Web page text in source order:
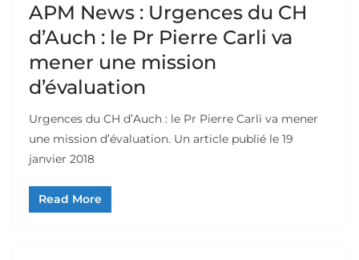
APM News : Urgences du CH
d’Auch : le Pr Pierre Carli va
mener une mission
d’évaluation
Urgences du CH d’Auch : le Pr Pierre Carli va mener
une mission d’évaluation. Un article publié le 19
janvier 2018
Read More